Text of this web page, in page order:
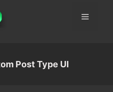
メ
Post Type UI